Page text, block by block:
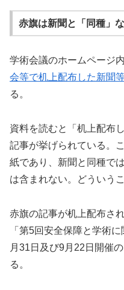
赤旗は新聞と「同種」
学術会議のホームページ
会等で机上配布した新聞
る。
資料を読むと「机上配布
記事が挙げられている。
紙であり、新聞と同種で
は含まれない。どういう
赤旗の記事が机上配布さ
「第5回安全保障と学術
月31日及び9月22日開催
る。